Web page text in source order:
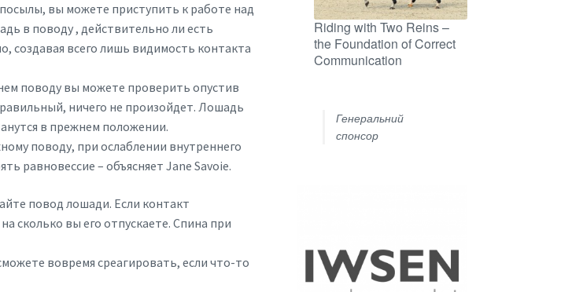
вы можете приступить к работе над
в поводу , действительно ли есть
создавая всего лишь видимость контакта
поводу вы можете проверить опустив
ничего не произойдет. Лошадь
в прежнем положении.
поводу, при ослаблении внутреннего
равновессие – объясняет Jane Savoie.
повод лошади. Если контакт
сколько вы его отпускаете. Спина при
вовремя среагировать, если что-то
Riding with Two Reins –
the Foundation of Correct
Communication
Генеральний
спонсор